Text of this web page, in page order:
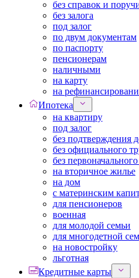
без справок и
без залога
под залог
по двум документам
по паспорту
пенсионерам
наличными
на карту
на
Ипотека
на квартиру
под залог
без подтверждения
без официального
без
на вторичное жилье
на дом
с материнским
для пенсионеров
военная
для молодой семьи
для многодетной
на новостройку
льготная
Кредитные карты